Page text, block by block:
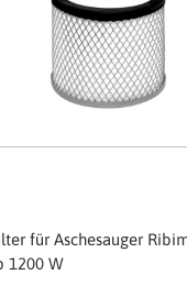
für Aschesauger
1200 W